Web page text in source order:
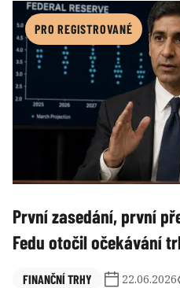
PRO REGISTROVANÉ
První zasedání, první
Fedu otočil očekávání
FINANČNÍ TRHY 22.06.2026